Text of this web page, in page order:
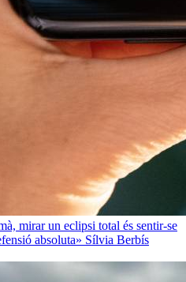
mirar un eclipsi total és sentir-se
absoluta» Sílvia Berbís